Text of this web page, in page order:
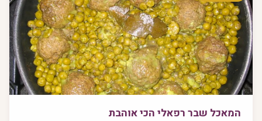
המאכל שבר רפאלי הכי אוהבת